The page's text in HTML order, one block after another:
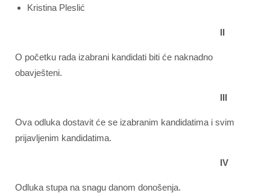
Kristina Pleslić
II
O početku rada izabrani kandidati biti će naknadno
obavješteni.
III
Ova odluka dostavit će se izabranim kandidatima i svim
prijavljenim kandidatima.
IV
Odluka stupa na snagu danom donošenja.